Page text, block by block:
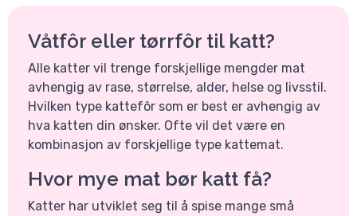
Våtfôr eller tørrfôr til katt?
Alle katter vil trenge forskjellige mengder mat
avhengig av rase, størrelse, alder, helse og livsstil.
Hvilken type kattefôr som er best er avhengig av
hva katten din ønsker. Ofte vil det være en
kombinasjon av forskjellige type kattemat.
Hvor mye mat bør katt få?
Katter har utviklet seg til å spise mange små